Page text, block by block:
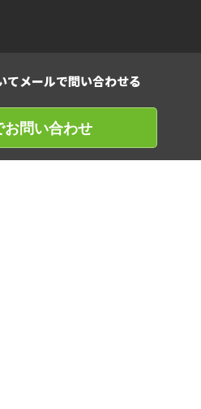
てメールで問い合わせる
お問い合わせ